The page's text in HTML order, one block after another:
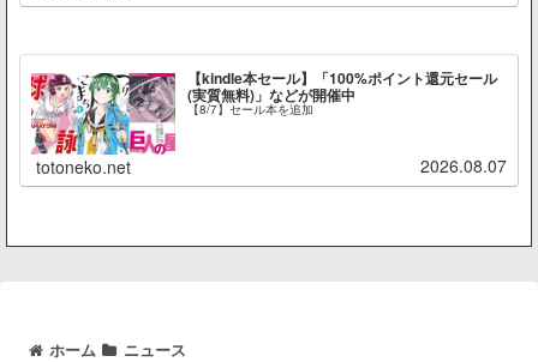
【kindle本セール】「100%ポイント還元セール
(実質無料)」などが開催中
【8/7】セール本を追加
totoneko.net 2026.08.07
ホーム ニュース